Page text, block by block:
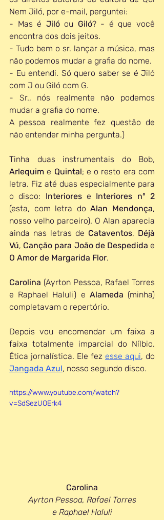
Nem Jiló, por e-mail, perguntei:
- Mas é Jiló ou Giló? - é que você
encontra dos dois jeitos.
- Tudo bem o sr. lançar a música, mas
não podemos mudar a grafia do nome.
- Eu entendi. Só quero saber se é Jiló
com J ou Giló com G.
- Sr., nós realmente não podemos
mudar a grafia do nome.
A pessoa realmente fez questão de
não entender minha pergunta.)
Arlequim e Quintal; e o resto era com
letra. Fiz até duas especialmente para
o disco: Interiores e Interiores nº 2
(esta, com letra do Alan Mendonça,
nosso velho parceiro). O Alan aparecia
ainda nas letras de Cataventos, Déjà
Vú, Canção para João de Despedida
O Amor de Margarida Flor.
Carolina (Ayrton Pessoa, Rafael Torres
e Raphael Haluli) e Alameda (minha)
completavam o repertório.
Depois vou encomendar um faixa a
faixa totalmente imparcial do Nílbio.
Ética jornalística. Ele fez esse aqui
Jangada Azul, nosso segundo disco.
https://www.youtube.com/watch?
v=SdSezUOErk4
Carolina
Ayrton Pessoa, Rafael Torres
e Raphael Haluli